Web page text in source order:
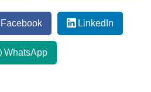
Facebook LinkedIn
WhatsApp